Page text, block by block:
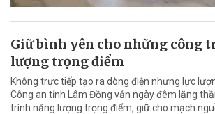
Giữ bình yên cho những công
lượng trọng điểm
Không trực tiếp tạo ra dòng điện nhưng lực
Công an tỉnh Lâm Đồng vẫn ngày đêm lặng
trình năng lượng trọng điểm, giữ cho mạch